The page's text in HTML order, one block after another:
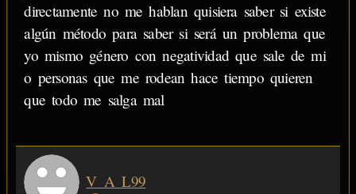
directamente no me hablan quisiera saber si existe
algún método para saber si será un problema que
yo mismo género con negatividad que sale de mi
o personas que me rodean hace tiempo quieren
que todo me salga mal
V_A_L99